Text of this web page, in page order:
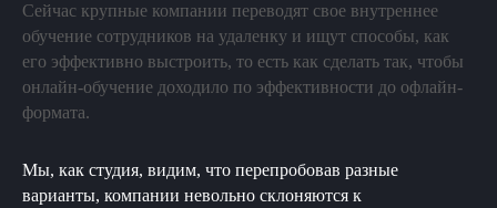
Сейчас крупные компании переводят свое внутреннее
обучение сотрудников на удаленку и ищут способы, как
его эффективно выстроить, то есть как сделать так, чтобы
онлайн-обучение доходило по эффективности до офлайн-
формата.
Мы, как студия, видим, что перепробовав разные
варианты, компании невольно склоняются к